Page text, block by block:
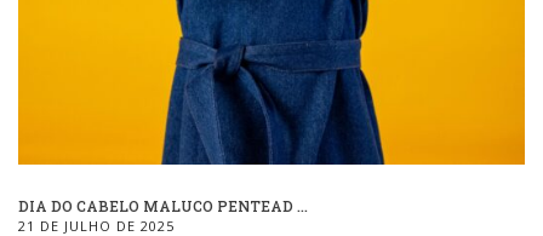
DIA DO CABELO MALUCO PENTEAD ...
21 DE JULHO DE 2025